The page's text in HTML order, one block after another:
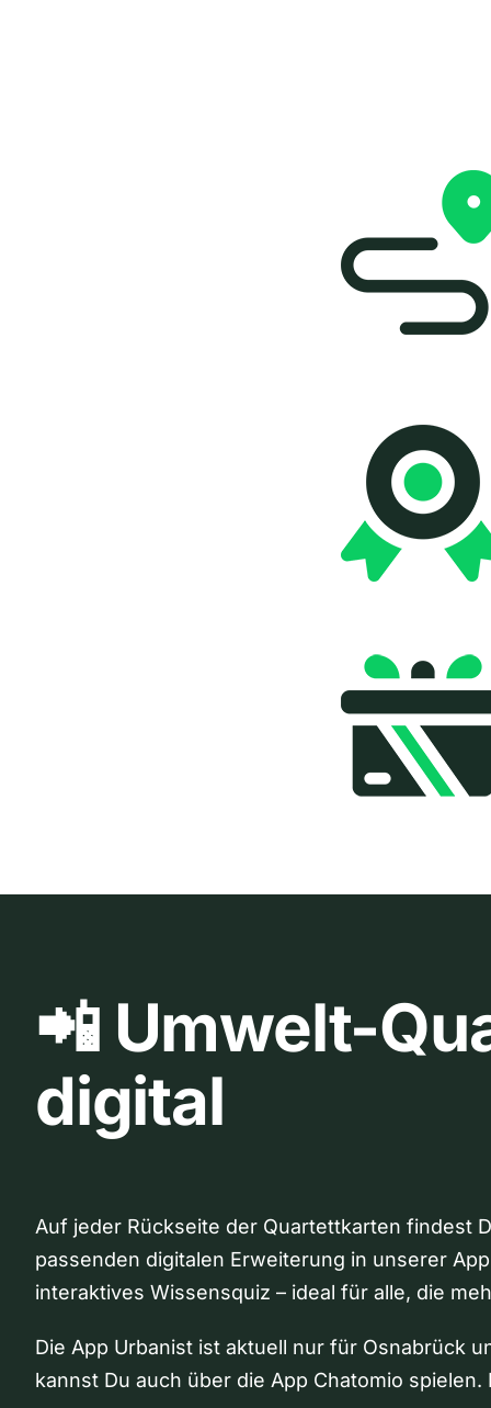
📲 Umwelt-
digital
Auf jeder Rückseite der Quartettkarten findest
passenden digitalen Erweiterung in unserer
interaktives Wissensquiz – ideal für alle, die
Die App Urbanist ist aktuell nur für Osnabrück
kannst Du auch über die App Chatomio